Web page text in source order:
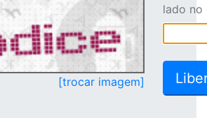
[trocar imagem]
lado no